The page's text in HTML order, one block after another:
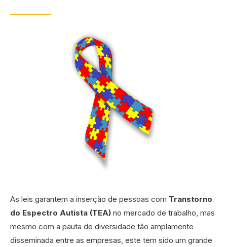
As leis garantem a inserção de pessoas com Transtorno
do Espectro Autista (TEA) no mercado de trabalho, mas
mesmo com a pauta de diversidade tão amplamente
disseminada entre as empresas, este tem sido um grande